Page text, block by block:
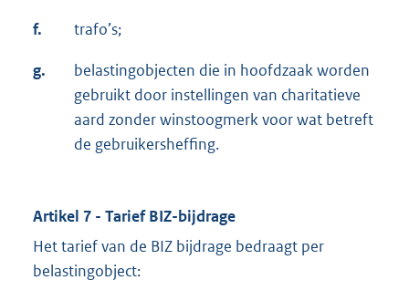
f. trafo’s;
g.
belastingobjecten die in hoofdzaak worden
gebruikt door instellingen van charitatieve
aard zonder winstoogmerk voor wat betreft
de gebruikersheffing.
Artikel 7 - Tarief BIZ-bijdrage
Het tarief van de BIZ bijdrage bedraagt per
belastingobject: